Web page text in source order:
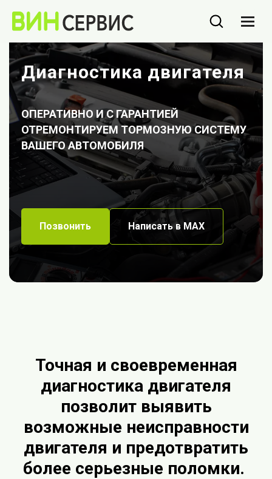
Диагностика двигателя
ОПЕРАТИВНО И С ГАРАНТИЕЙ
ОТРЕМОНТИРУЕМ ТОРМОЗНУЮ СИСТЕМУ
ВАШЕГО АВТОМОБИЛЯ
Позвонить Написать в МАХ
Точная и своевременная
диагностика двигателя
позволит выявить
возможные неисправности
двигателя и предотвратить
более серьезные поломки.